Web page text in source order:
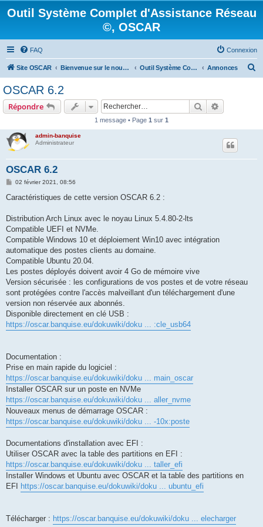
Outil Système Complet d'Assistance Réseau
©, OSCAR
FAQ Connexion
Site OSCAR Bienvenue sur le nouveau forum OSCAR Outil Système Complet d'Assistance Réseau ©, OSCAR Annonces
OSCAR 6.2
Répondre Rechercher
1 message • Page 1 sur 1
admin-banquise
Administrateur
OSCAR 6.2
M
s
g
02 février 2021, 08:56
Caractéristiques de cette version OSCAR 6.2 :
Distribution Arch Linux avec le noyau Linux 5.4.80-2-lts
Compatible UEFI et NVMe.
Compatible Windows 10 et déploiement Win10 avec intégration
automatique des postes clients au domaine.
Compatible Ubuntu 20.04.
Les postes déployés doivent avoir 4 Go de mémoire vive
Version sécurisée : les configurations de vos postes et de votre réseau
sont protégées contre l'accès malveillant d'un téléchargement d'une
version non réservée aux abonnés.
Disponible directement en clé USB :
https://oscar.banquise.eu/dokuwiki/doku ... :cle_usb64
Documentation :
Prise en main rapide du logiciel :
https://oscar.banquise.eu/dokuwiki/doku ... main_oscar
Installer OSCAR sur un poste en NVMe
https://oscar.banquise.eu/dokuwiki/doku ... aller_nvme
Nouveaux menus de démarrage OSCAR :
https://oscar.banquise.eu/dokuwiki/doku ... -10x:poste
Documentations d'installation avec EFI :
Utiliser OSCAR avec la table des partitions en EFI :
https://oscar.banquise.eu/dokuwiki/doku ... taller_efi
Installer Windows et Ubuntu avec OSCAR et la table des partitions en
EFI
https://oscar.banquise.eu/dokuwiki/doku ... ubuntu_efi
Télécharger : https://oscar.banquise.eu/dokuwiki/doku ... elecharger